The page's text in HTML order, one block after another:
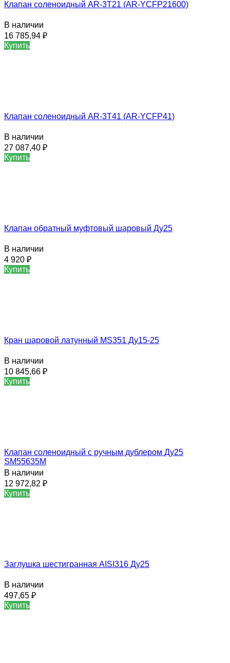
Клапан соленоидный AR-3T21 (AR-YCFP21600)
В наличии
16 785,94 ₽
Купить
Клапан соленоидный AR-3T41 (AR-YCFP41)
В наличии
27 087,40 ₽
Купить
Клапан обратный муфтовый шаровый Ду25
В наличии
4 920 ₽
Купить
Кран шаровой латунный MS351 Ду15-25
В наличии
10 845,66 ₽
Купить
Клапан соленоидный с ручным дублером Ду25
SM55635M
В наличии
12 972,82 ₽
Купить
Заглушка шестигранная AISI316 Ду25
В наличии
497,65 ₽
Купить